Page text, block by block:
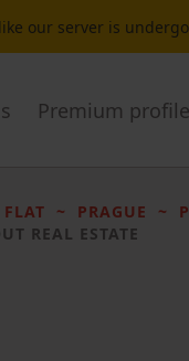
our server is
Premium profile
FLAT PRAGUE
REAL ESTATE